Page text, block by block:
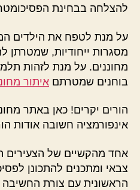
להצלחה בבחינת
על מנת לטפח את הילדים
מסגרות ייחודיות, שמטרתן
מחוננים. על מנת לזהות
בוחנים שמטרתם איתור
הורים יקרים! כאן באתר
אינפורמציה חשובה אודות
אחד מהקשיים של הצעירים
צבאי ומתכנים להתכונן
הראשונית עם צורת